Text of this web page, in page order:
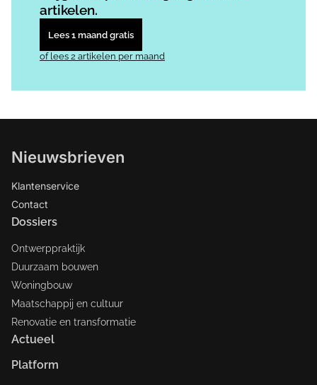
artikelen.
Lees 1 maand gratis
of lees 2 artikelen per maand
Nieuwsbrieven
Klantenservice
Contact
Dossiers
Ontwerppraktijk
Duurzaam bouwen
Woningbouw
Maatschappij en cultuur
Renovatie en transformatie
Actueel
Platform